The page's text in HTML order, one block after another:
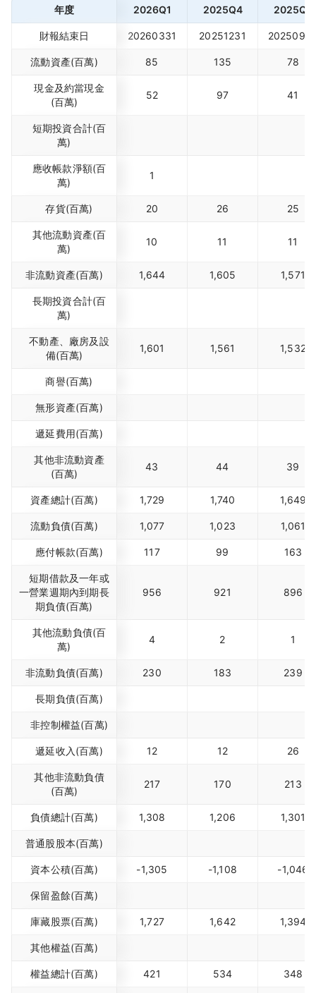
年度 2026Q1 2025Q4 2025Q3
財報結束日 20260331 20251231
流動資產(百萬) 85 135 78
現金及約當現金
(百萬)
52 97 41
短期投資合計(百
萬)
應收帳款淨額(百
萬)
1
存貨(百萬) 20 26 25
其他流動資產(百
萬)
10 11 11
非流動資產(百萬) 1,644 1,605 1,571
長期投資合計(百
萬)
不動產、廠房及設
備(百萬)
1,601 1,561 1,532
商譽(百萬)
無形資產(百萬)
遞延費用(百萬)
其他非流動資產
(百萬)
43 44 39
資產總計(百萬) 1,729 1,740 1,649
流動負債(百萬) 1,077 1,023 1,061
應付帳款(百萬) 117 99 163
短期借款及一年或
一營業週期內到期長
期負債(百萬)
956 921 896
其他流動負債(百
萬)
4 2 1
非流動負債(百萬) 230 183 239
長期負債(百萬)
非控制權益(百萬)
遞延收入(百萬) 12 12 26
其他非流動負債
(百萬)
217 170 213
負債總計(百萬) 1,308 1,206 1,301
普通股股本(百萬)
資本公積(百萬) -1,305 -1,108 -1,046
保留盈餘(百萬)
庫藏股票(百萬) 1,727 1,642 1,394
其他權益(百萬)
權益總計(百萬) 421 534 348